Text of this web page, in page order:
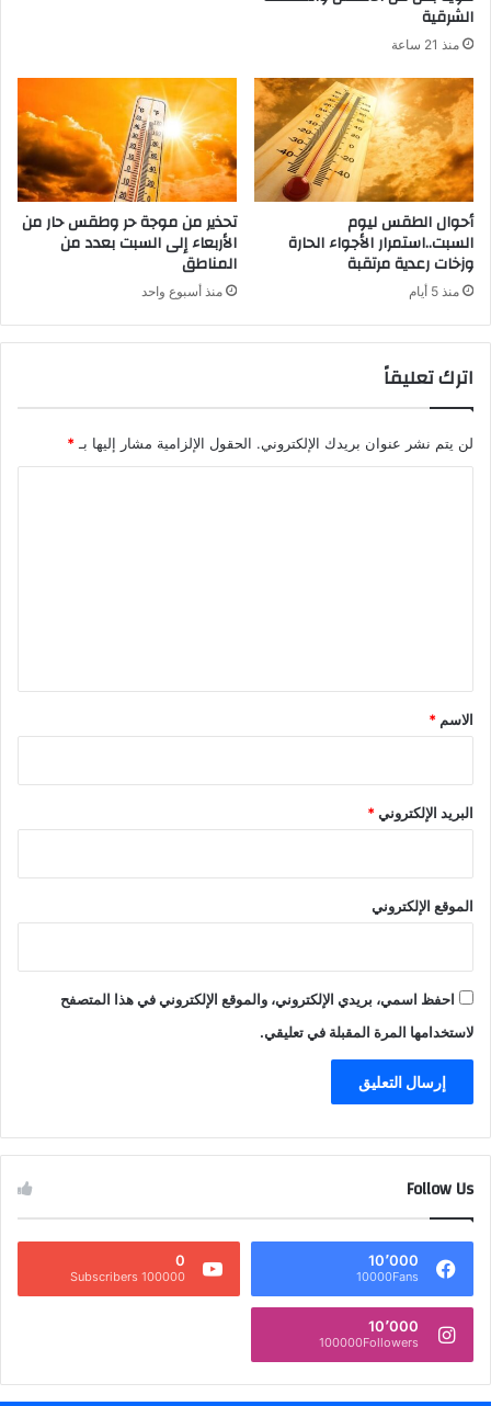
الشرقية
منذ 21 ساعة
أحوال الطقس ليوم
السبت..استمرار الأجواء الحارة
وزخات رعدية مرتقبة
منذ 5 أيام
تحذير من موجة حر وطقس حار من
الأربعاء إلى السبت بعدد من
المناطق
منذ أسبوع واحد
اترك تعليقاً
لن يتم نشر عنوان بريدك الإلكتروني. الحقول الإلزامية مشار إليها بـ *
*
الاسم *
البريد الإلكتروني*
الموقع الإلكتروني
احفظ اسمي، بريدي الإلكتروني، والموقع الإلكتروني في هذا المتصفح
لاستخدامها المرة المقبلة في تعليقي.
Follow Us
10٬000
10000Fans
0
100000 Subscribers
10٬000
100000Followers